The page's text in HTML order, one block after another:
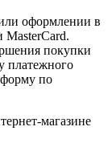
оформлении в
MasterCard.
покупки
платежного
форму по
магазине